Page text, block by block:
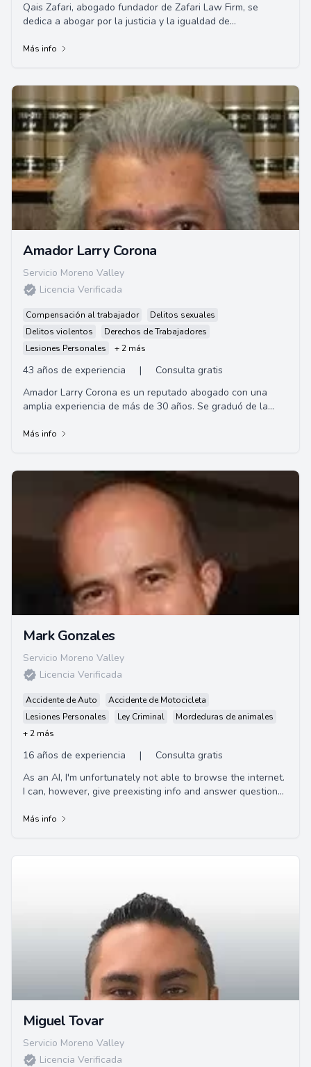
Qais Zafari, abogado fundador de Zafari Law Firm, se
dedica a abogar por la justicia y la igualdad de
Más info
Amador Larry Corona
Servicio Moreno Valley
Licencia Verificada
Compensación al trabajador
Delitos sexuales
Delitos violentos
Derechos de Trabajadores
Lesiones Personales
+ 2 más
43 años de experiencia |
Consulta gratis
Amador Larry Corona es un reputado abogado con una
amplia experiencia de más de 30 años. Se graduó de la
Más info
Mark Gonzales
Servicio Moreno Valley
Licencia Verificada
Accidente de Auto
Accidente de Motocicleta
Lesiones Personales
Ley Criminal
Mordeduras de animales
+ 2 más
16 años de experiencia |
Consulta gratis
As an AI, I'm unfortunately not able to browse the internet.
I can, however, give preexisting info and answer questions
Más info
Miguel Tovar
Servicio Moreno Valley
Licencia Verificada